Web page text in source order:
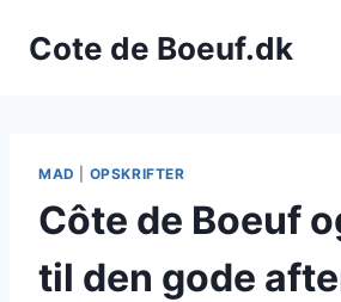
Cote de Boeuf.dk
MAD OPSKRIFTER
Côte de Boeuf
til den gode